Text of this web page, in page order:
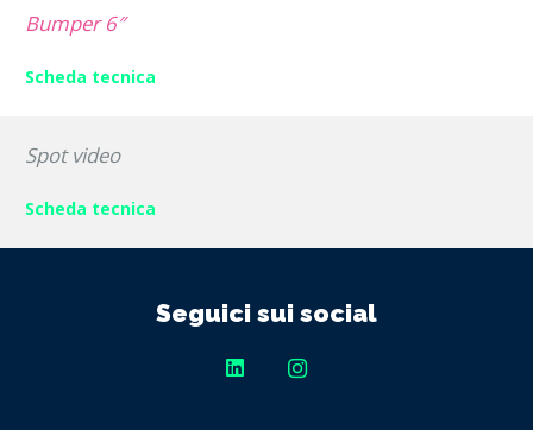
Bumper 6″
Scheda tecnica
Spot video
Scheda tecnica
Seguici sui social